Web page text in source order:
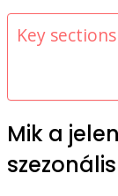
Key
Mik a